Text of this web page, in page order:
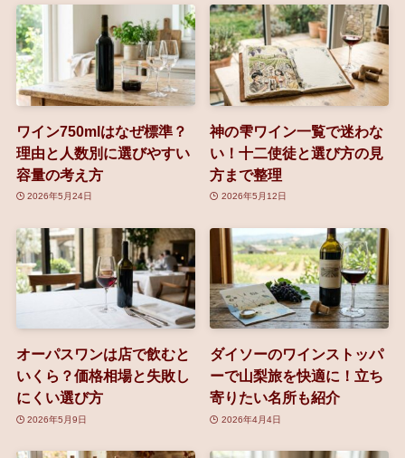
ワイン750mlはなぜ標準？
理由と人数別に選びやすい
容量の考え方
2026年5月24日
神の雫ワイン一覧で迷わな
い！十二使徒と選び方の見
方まで整理
2026年5月12日
オーパスワンは店で飲むと
いくら？価格相場と失敗し
にくい選び方
2026年5月9日
ダイソーのワインストッパ
ーで山梨旅を快適に！立ち
寄りたい名所も紹介
2026年4月4日